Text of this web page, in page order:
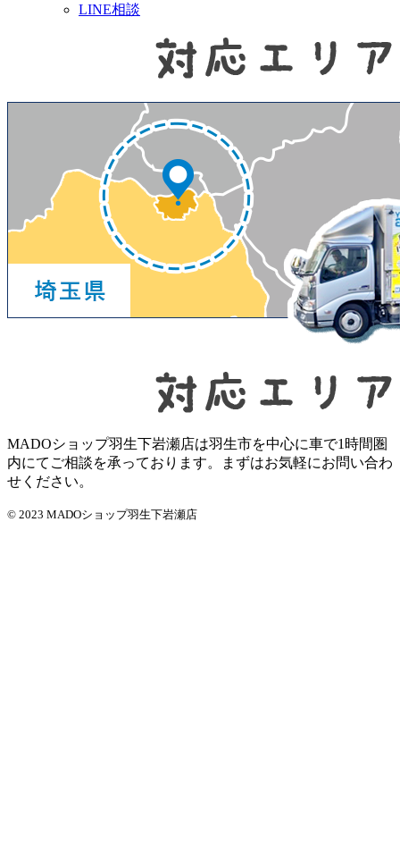
LINE相談
MADOショップ羽生下岩瀬店は羽生市を中心に車で1時間圏
内にてご相談を承っております。まずはお気軽にお問い合わ
せください。
© 2023 MADOショップ羽生下岩瀬店